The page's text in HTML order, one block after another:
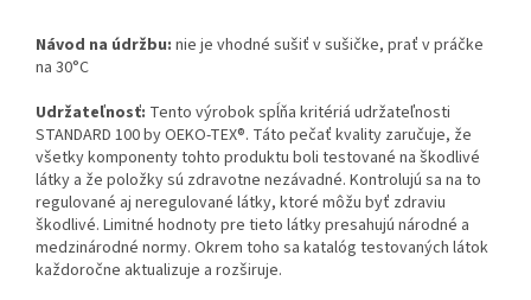
Návod na údržbu: nie je vhodné sušiť v sušičke, prať v práčke
na 30°C
Udržateľnosť: Tento výrobok spĺňa kritériá udržateľnosti
STANDARD 100 by OEKO-TEX®. Táto pečať kvality zaručuje, že
všetky komponenty tohto produktu boli testované na škodlivé
látky a že položky sú zdravotne nezávadné. Kontrolujú sa na to
regulované aj neregulované látky, ktoré môžu byť zdraviu
škodlivé. Limitné hodnoty pre tieto látky presahujú národné a
medzinárodné normy. Okrem toho sa katalóg testovaných látok
každoročne aktualizuje a rozširuje.